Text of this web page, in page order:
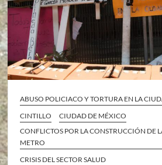
ABUSO POLICIACO Y TORTURA EN LA
CINTILLO
CIUDAD DE MÉXICO
CONFLICTOS POR LA CONSTRUCCIÓN DE
METRO
CRISIS DEL SECTOR SALUD